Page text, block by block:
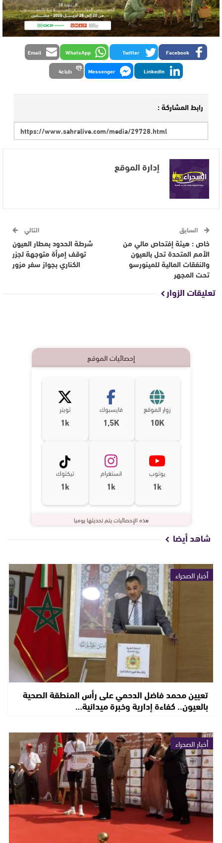
Facebook
Twitter
WhatsApp
Email
LinkedIn
Messenger طباعة
رابط المشاركة :
إدارة الموقع
السابق
خاص : هيئة إفتحاص مالي من
الأمم المتحدة تحل بالعيون
والنفقات المالية للمينورسو
تحت المجهر
التالي
شرطة الحدود بمطار العيون
توقف إمرأة متوجهة لجزر
الكناري بجواز سفر مزور
تعليقات الزوار
إحصائيات الموقع
زوار الموقع
10K
فايسبوك
1,5K
تويتر
1k
يوتوب
1k
انستغرام
1k
تيكتوك
1k
هذه الإحصائيات يتم تحديثها يوميا
شاهد أيضا
أخبار الصحراء
تعيين محمد فاضل الدحمي على رأس المنطقة الصحية
بالعيون.. كفاءة إدارية وخبرة ميدانية…
أخبار الصحراء